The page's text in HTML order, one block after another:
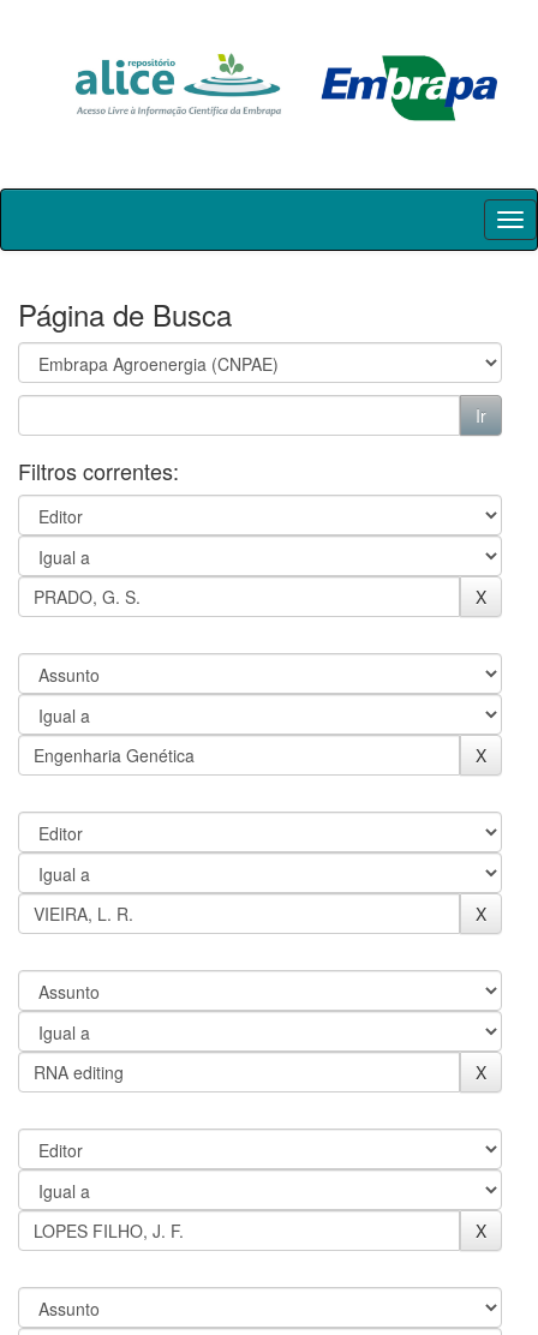
Skip
Página de Busca
Filtros correntes: